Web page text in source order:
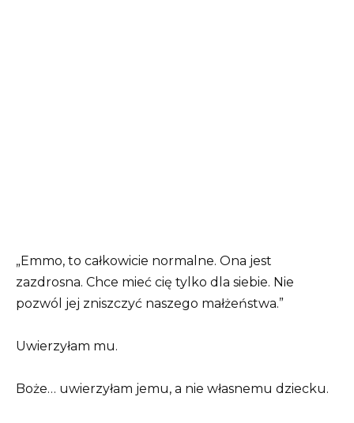
„Emmo, to całkowicie normalne. Ona jest
zazdrosna. Chce mieć cię tylko dla siebie. Nie
pozwól jej zniszczyć naszego małżeństwa.”
Uwierzyłam mu.
Boże… uwierzyłam jemu, a nie własnemu dziecku.